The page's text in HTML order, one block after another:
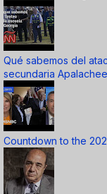
Qué sabemos del
secundaria
Countdown to the